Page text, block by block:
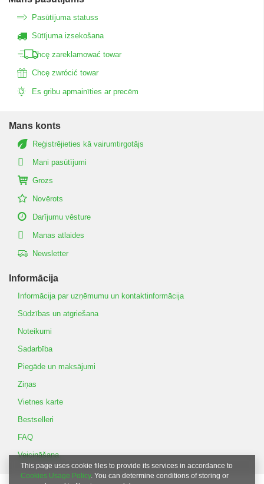
Pasūtījuma statuss
Sūtījuma izsekošana
Chcę zareklamować towar
Chcę zwrócić towar
Es gribu apmainīties ar precēm
Mans konts
Reģistrējieties kā vairumtirgotājs
Mani pasūtījumi
Grozs
Novērots
Darījumu vēsture
Manas atlaides
Newsletter
Informācija
Informācija par uzņēmumu un kontaktinformācija
Sūdzības un atgriešana
Noteikumi
Sadarbība
Piegāde un maksājumi
Ziņas
Vietnes karte
Bestselleri
FAQ
Veicināšana
This page uses cookie files to provide its services in accordance to
Cookies Usage Policy. You can determine conditions of storing or